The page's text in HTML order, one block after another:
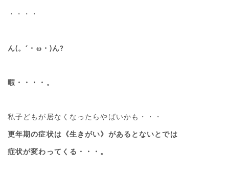
・・・・
ん(。´・ω・)ん?
暇・・・・。
私子どもが居なくなったらやばいかも・・・
更年期の症状は《生きがい》があるとないとでは
症状が変わってくる・・・。